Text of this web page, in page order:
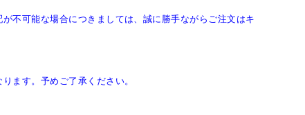
不可能な場合につきましては、誠に勝手ながらご注文はキ
ます。予めご了承ください。